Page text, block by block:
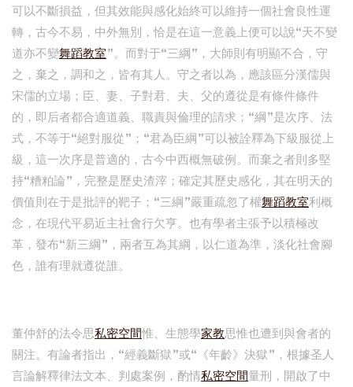
可以不斷損益，但其效能與感化始終可以維持一個社會良性運
轉，古今不易，中外無別，恰是在這一意義上便可以說“天不變
道亦不變舞蹈教室”。而對于“三綱”，大師則有明顯不合，守
之，棄之，調和之，皆有其人。守之者以為，應該區分漢儒與
宋儒的立場；臣、妻、子對君、夫、父的遵從是有條件條件
的，即后者都合適道義、職責與倫理的請求；“綱”是次序、法
式，不等于“絕對服從”；“君為臣綱”可以被詮釋為下級服從上
級，這一次序是普適的，古今中西概無破例。而棄之者則多堅
持“糟粕論”，完整是歷史渣滓；確定其歷史感化，其在明天的
價值則在于是批評的靶子；“三綱”嚴重疏忽了權舞蹈教室利概
念，在現代平易近主社會行欠亨。也有學者主張予以積極改
革，發布“新三綱”，兩者互為其綱，以仁道為準，淡化社會腳
色，誰有理就遵從誰。
董仲舒的法令思私密空間惟、生態學家教思惟也遭到與會者的
關注。有論者指出，“經義斷獄”或“《年齡》決獄”，根據圣人
言論解釋律法文本、判處案例，酌情私密空間量刑，開啟了中